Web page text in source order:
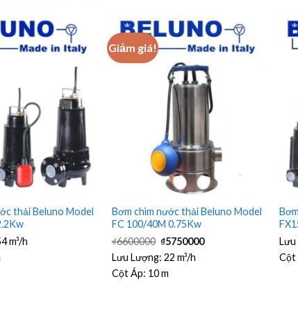
thải Beluno Model
m³/h
Giảm giá!
Bơm chìm nước thải Beluno Model
FC 100/40M 0.75Kw
₫6600000 Giá
gốc
là:
₫5750000Giá
hiện
Lưu Lượng: 22 m³/h
Cột Áp: 10 m
Lưu
Cột